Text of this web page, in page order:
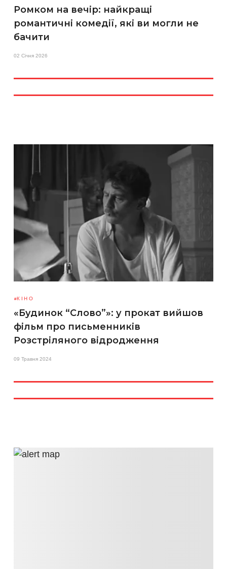
Ромком на вечір: найкращі
романтичні комедії, які ви могли не
бачити
02 Січня 2026
КІНО
«Будинок “Слово”»: у прокат вийшов
фільм про письменників
Розстріляного відродження
09 Травня 2024